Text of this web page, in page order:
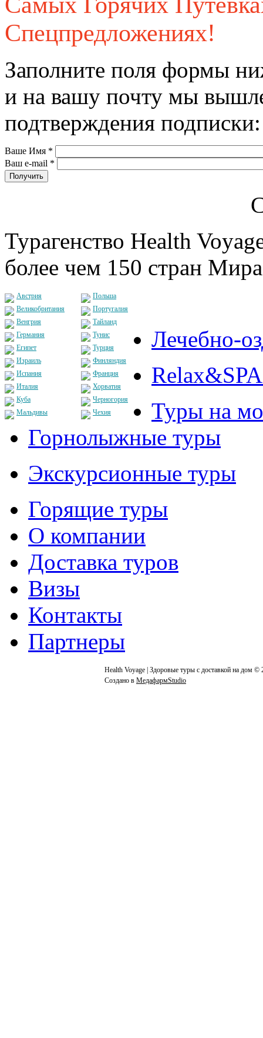
Спецпредложениях!
Заполните поля формы
и на вашу почту мы
подтверждения подписки:
Ваше Имя *
Ваш e-mail *
Турагенство Health
более чем 150 стран
Австрия
Великобритания
Венгрия
Германия
Египет
Израиль
Испания
Италия
Куба
Мальдивы
Польша
Португалия
Тайланд
Тунис
Турция
Финляндия
Франция
Хорватия
Черногория
Чехия
Лечебно-
Туры на
Горнолыжные туры
Экскурсионные туры
Горящие туры
О компании
Доставка туров
Визы
Контакты
Партнеры
Health Voyage | Здоровые туры с доставкой на дом ©
Создано в МедафармStudio